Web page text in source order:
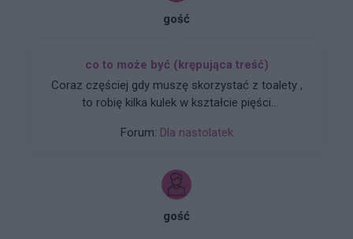
gość
co to może być (krępująca treść)
Coraz częściej gdy muszę skorzystać z toalety ,
to robię kilka kulek w kształcie pięści
do odbytu. Ból jest dosyć intensywny, kąpiel lub
około 2 miesięcy. Co w takiej sytuacji może
pomóc. ?
Forum: Dla nastolatek
gość